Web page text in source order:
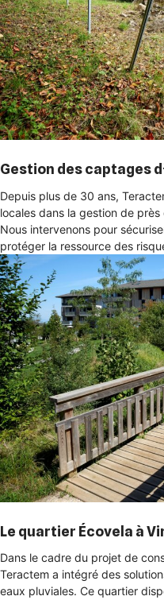
Gestion des captages
Depuis plus de 30 ans,
locales dans la gestion de
Nous intervenons pour
protéger la ressource des
Le quartier Écovela à
Dans le cadre du projet de
Teractem a intégré des
eaux pluviales. Ce quartier